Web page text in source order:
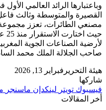
وباعتبارها الرائد العالمي
القصيرة والمتوسطة وثالث
مصنعي الطائرات، تعزز
لأرضية الصناعات الجوية
صاحب الجلالة الملك محمد
هيئة التحرير فبراير 13, 2026
شاركها
فيسبوك تويتر لينكدإن ماسنجر
أخر المقالات